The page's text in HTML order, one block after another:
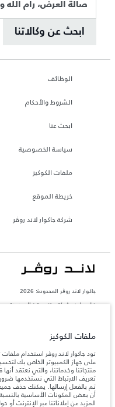
صالة العرض، رام الله
ابحث عن وكالاتنا
الوظائف
الشروط والأحكام
ابحث عنا
سياسة الخصوصية
ملفات الكوكيز
خريطة الموقع
شركة جاكوار لاند روڤر
جاكوار لاند روڨر المحدودة: 2026
فلسطين, شركة ريتز موترز المحدودة
والحد الأقصى لأحمال المحور عند تحميل
المعلومات والمواصفات والأسعار
آخر، كما أنّها قد تتغير بدون إشعار
والتحقق من الأسعار.
ملاحظة مهمة حول الصور والمواصفات.
ملفات الكوكيز
تود جاكوار لاند روڤر استخدام
على جهاز الكمبيوتر الخاص بك
منتجاتنا وخدماتنا، والتي نعتقد
تعريف الارتباط التي نستخدمها
تم بالفعل إرسالها. يمكنك حذف
أن بعض المكونات الأساسية
المزيد عن إعلاناتنا عبر الإنترنت